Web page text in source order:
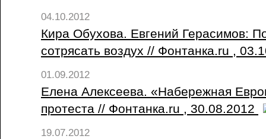
04.10.2012
Кира Обухова. Евгений Герасимов:
сотрясать воздух // Фонтанка.ru ,
01.09.2012
Елена Алексеева. «Набережная
протеста // Фонтанка.ru , 30.08.2012
19.07.2012